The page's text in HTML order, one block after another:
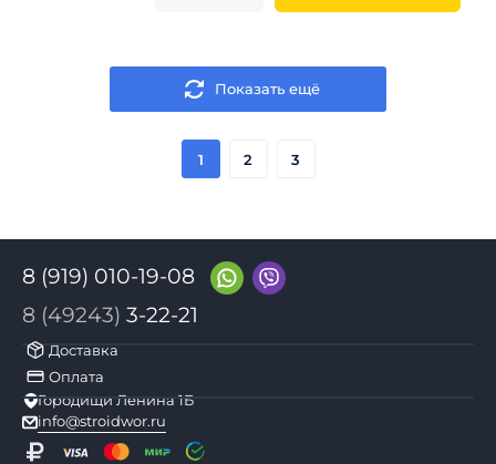
Показать ещё
1 2 3
8 (919) 010-19-08
8 (49243) 3-22-21
Доставка
Оплата
Городищи Ленина 1Б
info@stroidwor.ru